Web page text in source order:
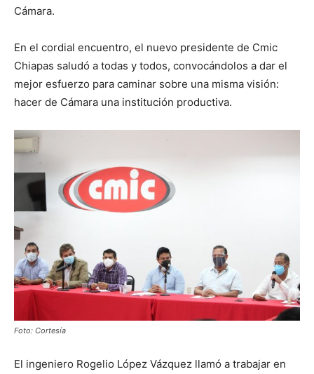
Cámara.
En el cordial encuentro, el nuevo presidente de Cmic
Chiapas saludó a todas y todos, convocándolos a dar el
mejor esfuerzo para caminar sobre una misma visión:
hacer de Cámara una institución productiva.
Foto: Cortesía
El ingeniero Rogelio López Vázquez llamó a trabajar en